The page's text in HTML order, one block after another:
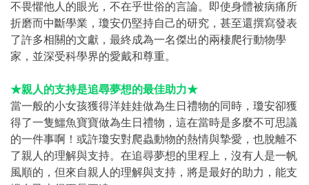
不畏懼他人的眼光，不在乎世俗的言論。即使身體被病痛所
折磨而中斷學業，瓊安仍堅持自己的研究，甚至還撰寫發表
了許多相關的文獻，最終成為一名傑出的兩棲爬行動物學
家，並深受科學界的愛戴和尊重。
★親人的支持是追尋夢想的最佳助力★
當一般的小女孩獲得洋娃娃做為生日禮物的同時，瓊安卻獲
得了一隻鱷魚寶寶做為生日禮物，這在當時是多麼不可思議
的一件事啊！或許瓊安對爬蟲動物的熱情與摯愛，也脫離不
了親人的理解與支持。在追尋夢想的里程上，沒有人是一帆
風順的，但來自親人的理解與支持，將是最好的助力，能支